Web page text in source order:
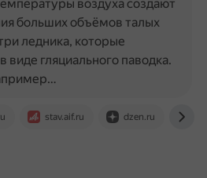
stav.aif.ru dzen.ru
воздуха создают
больших объёмов талых
ледника, которые
гляциального паводка.